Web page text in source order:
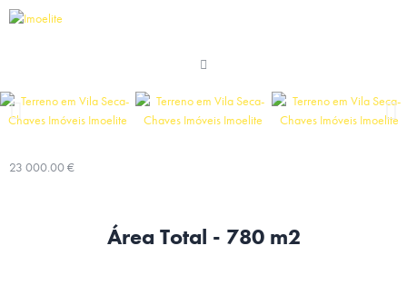
23 000.00 €
Área Total - 780 m2